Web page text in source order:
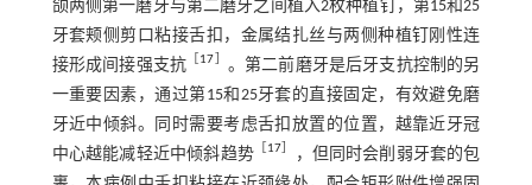
颌两侧第一磨牙与第二磨牙之间植入2枚种植钉，第15和25
牙套颊侧剪口粘接舌扣，金属结扎丝与两侧种植钉刚性连
接形成间接强支抗 ［17］ 。第二前磨牙是后牙支抗控制的另
一重要因素，通过第15和25牙套的直接固定，有效避免磨
牙近中倾斜。同时需要考虑舌扣放置的位置，越靠近牙冠
中心越能减轻近中倾斜趋势［17］
，但同时会削弱牙套的包